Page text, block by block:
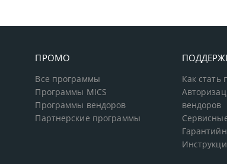
ПРОМО
Все программы
Программы MICS
Программы вендоров
Партнерские программы
Как стать
вендоров